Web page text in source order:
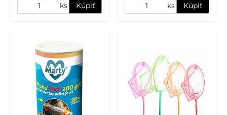
ks Kúpiť ks Kúpiť